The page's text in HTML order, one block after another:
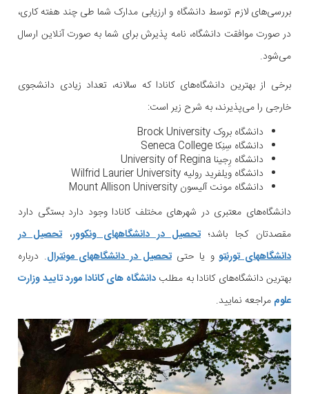
بررسی‌های لازم توسط دانشگاه و ارزیابی مدارک شما طی چند هفته کاری،
در صورت موافقت دانشگاه، نامه پذیرش برای شما به صورت آنلاین ارسال
می‌شود.
برخی از بهترین دانشگاه‌های کانادا که سالانه، تعداد زیادی دانشجوی
خارجی را می‌پذیرند، به شرح زیر است:
دانشگاه بروک Brock University
دانشگاه سِنِکا Seneca College
دانشگاه رِجینا University of Regina
دانشگاه ویلفرید رولیه Wilfrid Laurier University
دانشگاه مونت آلیسون Mount Allison University
دانشگاه‌های معتبری در شهرهای مختلف کانادا وجود دارد بستگی دارد
مقصدتان کجا باشد؛ تحصیل در دانشگاههای ونکوور، تحصیل در
دانشگاههای تورنتو و یا حتیتحصیل در دانشگاههای مونترال. درباره
بهترین دانشگاه‌های کانادا به مطلبدانشگاه های کانادا مورد تایید وزارت
علوم مراجعه نمایید.